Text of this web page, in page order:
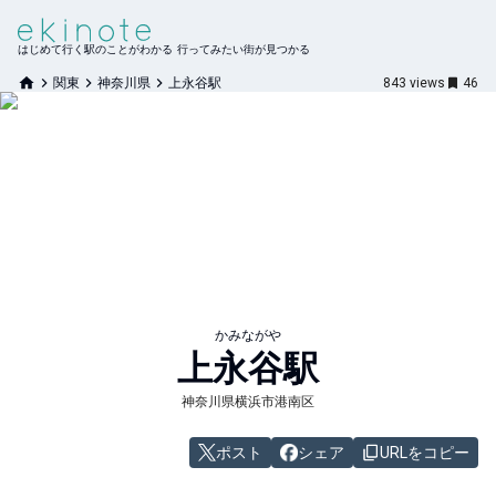
はじめて行く駅のことがわかる 行ってみたい街が見つかる
関東 神奈川県 上永谷駅 843 views 46
かみながや
上永谷駅
神奈川県横浜市港南区
ポスト シェア URLをコピー